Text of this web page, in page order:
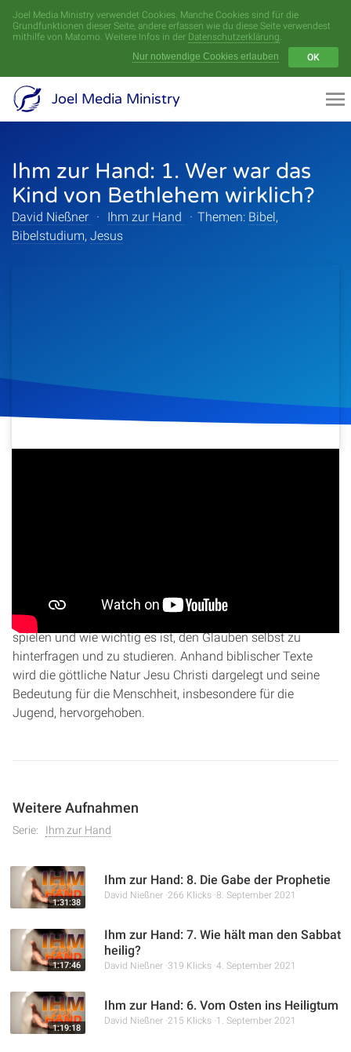
Joel Media Ministry verwendet Cookies. Manche Cookies sind für die
Grundfunktionen dieser Seite, andere erfassen wie du diese Seite verwendest
mithilfe von Matomo. Weitere Infos in der Datenschutzerklärung.
Nur notwendige Cookies erlauben
OK
Joel Media Ministry
Ihm zur Hand: 1. Wer war das
Kind von Bethlehem wirklich?
David Nießner · Ihm zur Hand · Themen: Bibel,
Bibelstudium, Jesus
Bethlehem beleuchtet. Der Sprecher erklärt, warum gerade
junge Menschen eine besondere Rolle in Gottes Plan
spielen und wie wichtig es ist, den Glauben selbst zu
hinterfragen und zu studieren. Anhand biblischer Texte
wird die göttliche Natur Jesu Christi dargelegt und seine
Bedeutung für die Menschheit, insbesondere für die
Jugend, hervorgehoben.
Weitere Aufnahmen
Serie: Ihm zur Hand
1:31:38
Ihm zur Hand: 8. Die Gabe der Prophetie
David Nießner 266 Klicks 8. September 2021
1:17:46
Ihm zur Hand: 7. Wie hält man den Sabbat
heilig?
David Nießner 319 Klicks 4. September 2021
1:19:18
Ihm zur Hand: 6. Vom Osten ins Heiligtum
David Nießner 215 Klicks 1. September 2021
Menü
Videoarchiv
Serien
Sprecher